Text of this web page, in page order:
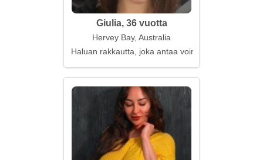
Giulia, 36 vuotta
Hervey Bay, Australia
Haluan rakkautta, joka antaa voimaa